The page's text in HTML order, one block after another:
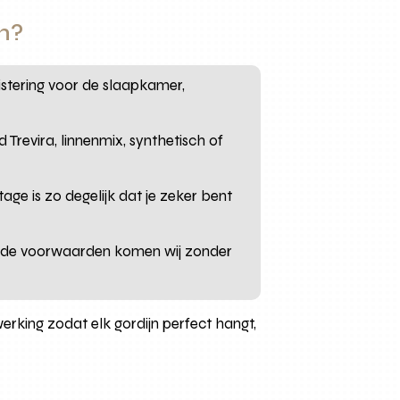
voor de slaapkamer,
linnenmix, synthetisch of
is zo degelijk dat je zeker bent
voorwaarden komen wij zonder
zodat elk gordijn perfect hangt,